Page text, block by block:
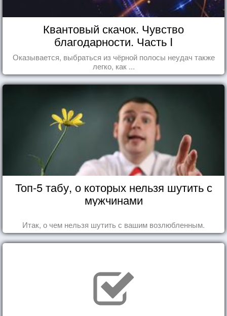
Квантовый скачок. Чувство
благодарности. Часть I
Оказывается, выбраться из чёрной полосы неудач также
легко, как ...
Топ-5 табу, о которых нельзя шутить с
мужчинами
Итак, о чем нельзя шутить с вашим возлюбленным.